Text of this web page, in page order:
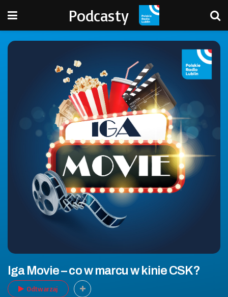
Podcasty
Iga Movie – co w marcu w kinie CSK?
Odtwarzaj